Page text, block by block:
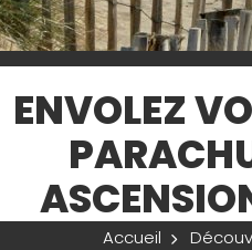
ENVOLEZ
Accueil